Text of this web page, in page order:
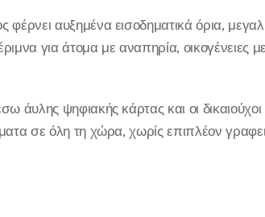
αυξημένα εισοδηματικά όρια,
για άτομα με αναπηρία, οικογένειες
άυλης ψηφιακής κάρτας και οι
σε όλη τη χώρα, χωρίς επιπλέον